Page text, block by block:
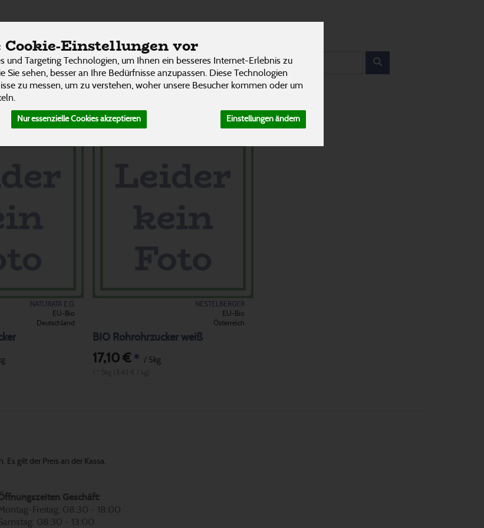
Einstellungen vor
und Targeting Technologien, um Ihnen ein besseres Internet-Erlebnis zu
Sie sehen, besser an Ihre Bedürfnisse anzupassen. Diese Technologien
zu messen, um zu verstehen, woher unsere Besucher kommen oder um
Nur essenzielle Cookies akzeptieren Einstellungen ändern
Produkt
3242
NATURATA E.G.
EU-Bio
Deutschland
NESTELBERGER
EU-Bio
Österreich
BIO Rohrohrzucker weiß
17,10 €* / 5kg
gilt der Preis an der Kassa.
Geschäft:
Freitag: 08:30 - 18:00
08:30 - 13:00